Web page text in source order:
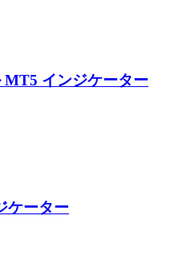
インジケーター
ケーター